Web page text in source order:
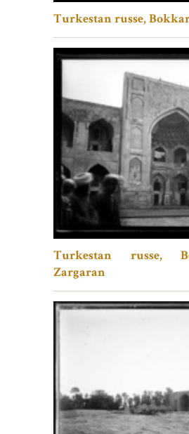
Turkestan russe,
Turkestan russe,
Zargaran